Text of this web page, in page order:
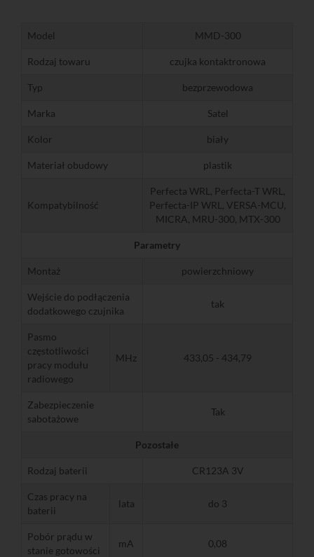
Model MMD-300
Rodzaj towaru czujka kontaktronowa
Typ bezprzewodowa
Marka Satel
Kolor biały
Materiał obudowy plastik
Kompatybilność
Perfecta WRL, Perfecta-T WRL,
Perfecta-IP WRL, VERSA-MCU,
MICRA, MRU-300, MTX-300
Parametry
Montaż powierzchniowy
Wejście do podłączenia
dodatkowego czujnika
tak
Pasmo
częstotliwości
pracy modułu
radiowego
MHz 433,05 - 434,79
Zabezpieczenie
sabotażowe
Tak
Pozostałe
Rodzaj baterii CR123A 3V
Czas pracy na
baterii
lata do 3
Pobór prądu w
stanie gotowości
mA 0,08